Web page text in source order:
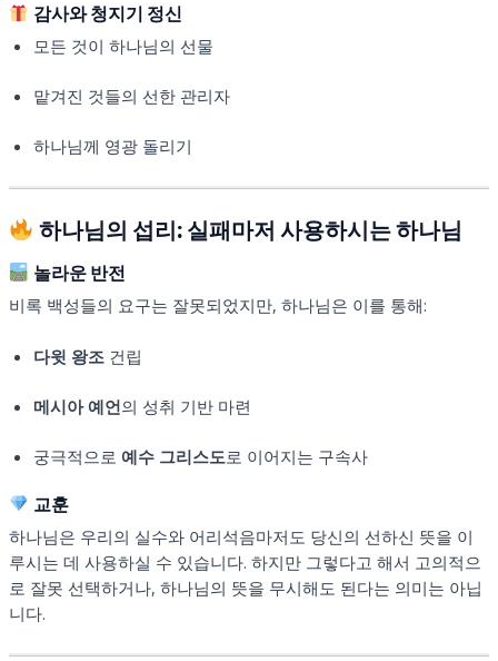
감사와 청지기 정신
모든 것이 하나님의 선물
맡겨진 것들의 선한 관리자
하나님께 영광 돌리기
하나님의 섭리: 실패마저 사용하시는 하나님
놀라운 반전
비록 백성들의 요구는 잘못되었지만, 하나님은 이를 통해:
다윗 왕조건립
메시아 예언의 성취 기반 마련
궁극적으로 예수 그리스도로 이어지는 구속사
교훈
하나님은 우리의 실수와 어리석음마저도 당신의 선하신 뜻을 이
루시는 데 사용하실 수 있습니다. 하지만 그렇다고 해서 고의적으
로 잘못 선택하거나, 하나님의 뜻을 무시해도 된다는 의미는 아닙
니다.